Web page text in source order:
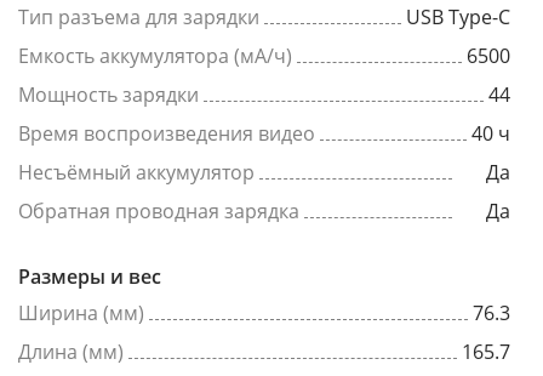
Тип разъема для зарядки
USB Type-C
Емкость аккумулятора (мА/ч)
6500
Мощность зарядки
44
Время воспроизведения видео
40 ч
Несъёмный аккумулятор
Да
Обратная проводная зарядка
Да
Размеры и вес
Ширина (мм)
76.3
Длина (мм)
165.7